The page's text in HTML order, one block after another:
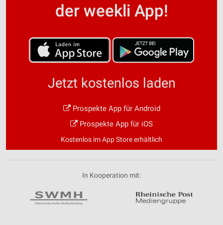
der weekli App!
Jetzt kostenlos laden
Prospekte App für Android
Prospekte App für iOS
Kostenlos im App Store erhältlich
In Kooperation mit: